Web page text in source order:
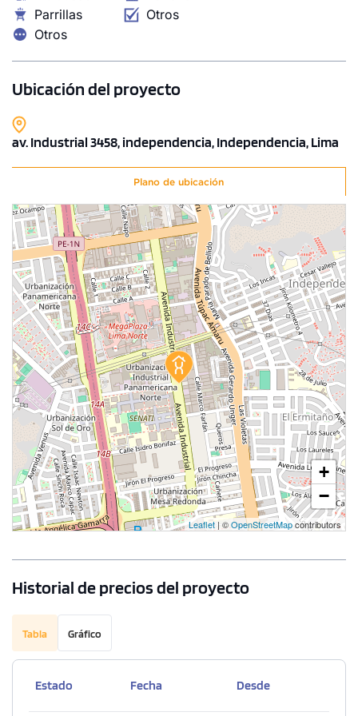
S/ 330,300
2 dorms. 2 baños
COTIZAR AHORA
Parrillas
Otros
Otros
Ubicación del proyecto
av. Industrial 3458, independencia, Independencia, Lima
Plano de ubicación
+
−
Leaflet | ©OpenStreetMapcontributors
Historial de precios del proyecto
Tabla Gráfico
Estado Fecha Desde